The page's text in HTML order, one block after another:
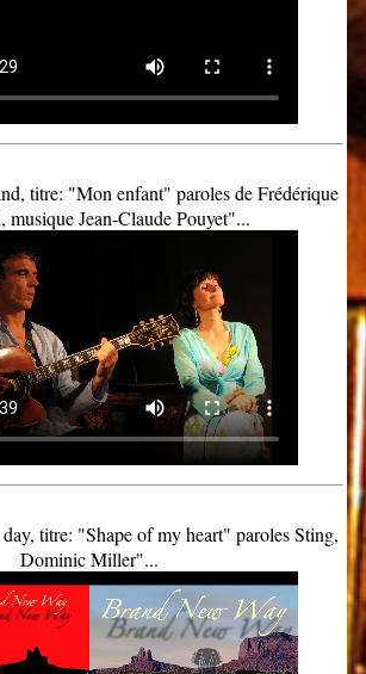
titre: "Mon enfant" paroles de Frédérique
musique Jean-Claude Pouyet"...
titre: "Shape of my heart" paroles Sting,
Dominic Miller"...